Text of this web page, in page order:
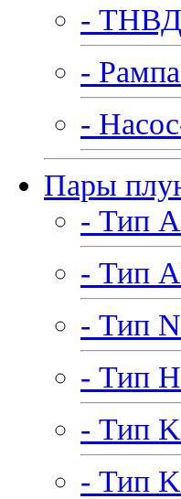
- ТНВД
-
-
Пары
- Тип
- Тип
- Тип
- Тип
- Тип
- Тип